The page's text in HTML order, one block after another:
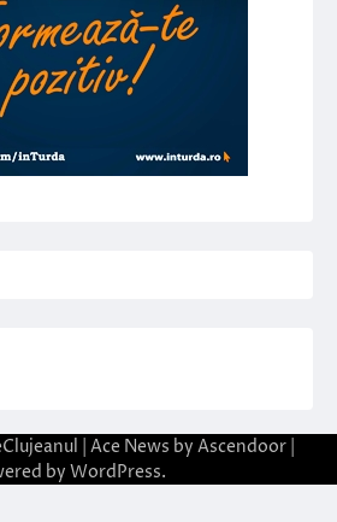
| Ace News by Ascendoor
by WordPress.